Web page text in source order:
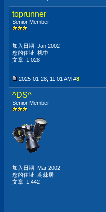
toprunner
Senior Member
加入日期: Jan 2002
您的住址: 桃中
文章: 1,028
2025-01-28, 11:01 AM #8
^DS^
Senior Member
加入日期: Mar 2002
您的住址: 蒿棘居
文章: 1,442